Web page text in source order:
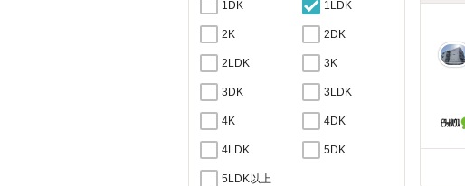
1DK 1LDK
2K 2DK
2LDK 3K
3DK 3LDK
4K 4DK
4LDK 5DK
5LDK以上